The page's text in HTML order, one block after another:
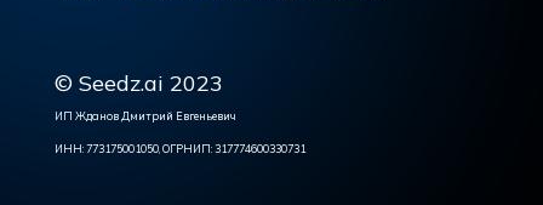
© Seedz.ai 2023
ИП Жданов Дмитрий Евгеньевич
ИНН: 773175001050, ОГРНИП: 317774600330731